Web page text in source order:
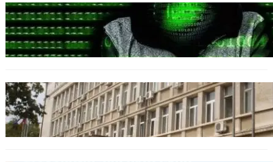
БЪЛГАРИЯ
Разкриха дългогодишен пробив в
държавни информационни системи
ОБЩЕСТВО
Домашният арест на шофьора, обвинен за
смъртта на моторист, остава в сила